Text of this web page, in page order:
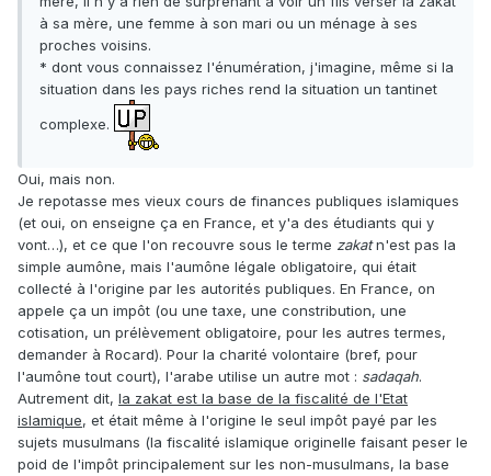
à sa mère, une femme à son mari ou un ménage à ses
proches voisins.
* dont vous connaissez l'énumération, j'imagine, même si la
situation dans les pays riches rend la situation un tantinet
complexe.
Oui, mais non.
Je repotasse mes vieux cours de finances publiques islamiques
(et oui, on enseigne ça en France, et y'a des étudiants qui y
vont…), et ce que l'on recouvre sous le terme zakatn'est pas la
simple aumône, mais l'aumône légale obligatoire, qui était
collecté à l'origine par les autorités publiques. En France, on
appele ça un impôt (ou une taxe, une constribution, une
cotisation, un prélèvement obligatoire, pour les autres termes,
demander à Rocard). Pour la charité volontaire (bref, pour
l'aumône tout court), l'arabe utilise un autre mot : sadaqah.
Autrement dit, la zakat est la base de la fiscalité de l'Etat
islamique, et était même à l'origine le seul impôt payé par les
sujets musulmans (la fiscalité islamique originelle faisant peser le
poid de l'impôt principalement sur les non-musulmans, la base